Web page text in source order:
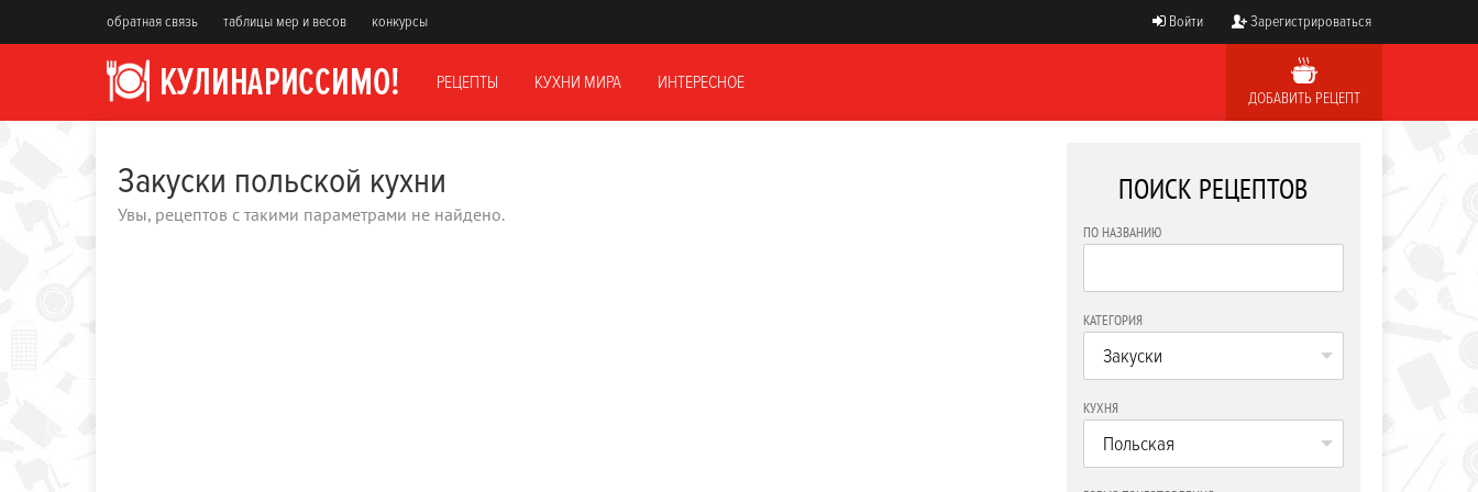
обратная связь таблицы мер и весов конкурсы Войти Зарегистрироваться
РЕЦЕПТЫ КУХНИ МИРА ИНТЕРЕСНОЕ
ДОБАВИТЬ РЕЦЕПТ
Закуски польской кухни
Увы, рецептов с такими параметрами не найдено.
ПОИСК РЕЦЕПТОВ
ПО НАЗВАНИЮ
КАТЕГОРИЯ
Закуски
КУХНЯ
Польская